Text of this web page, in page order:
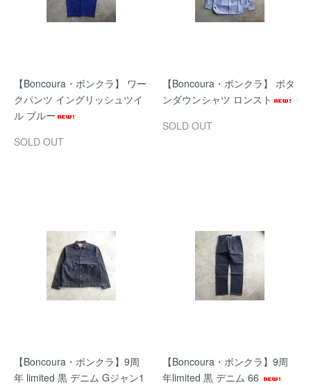
【Boncoura・ボンクラ】 ワー
クパンツ イングリッシュツイ
ル ブルー
SOLD OUT
【Boncoura・ボンクラ】 ボタ
ンダウンシャツ ロンスト
SOLD OUT
【Boncoura・ボンクラ】9周
年 limited 黒 デニム Gジャン1
【Boncoura・ボンクラ】9周
年limited 黒 デニム 66